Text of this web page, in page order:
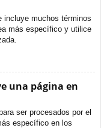
incluye muchos términos
más específico y utilice
una página en
ser procesados por el
específico en los